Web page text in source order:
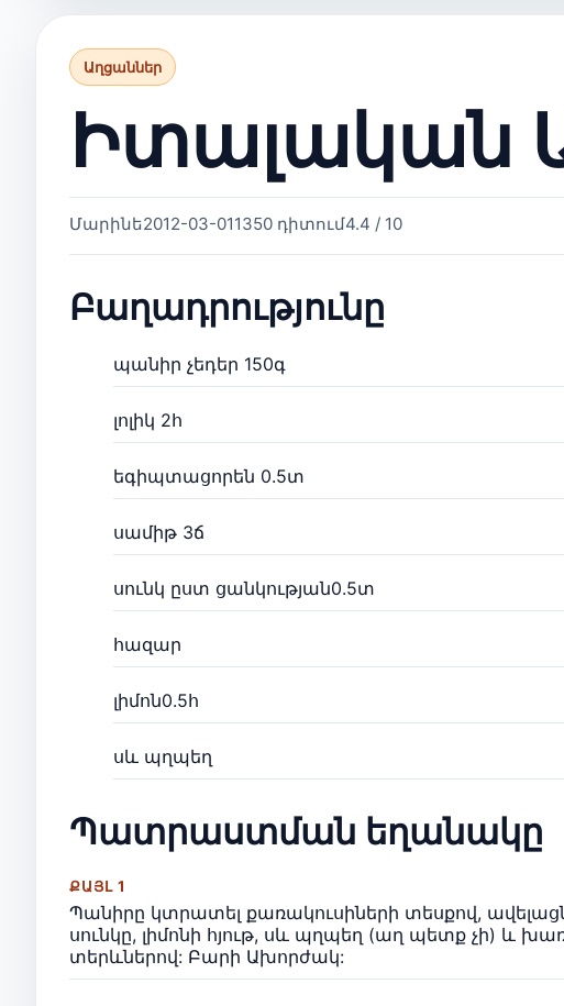
Աղցաններ
Իտալական
Մարինե2012-03-011350 դիտում4.4 / 10
Բաղադրությունը
պանիր չեդեր 150գ
լոլիկ 2հ
եգիպտացորեն 0.5տ
սամիթ 3ճ
սունկ ըստ ցանկության0.5տ
հազար
լիմոն0.5հ
սև պղպեղ
Պատրաստման եղանակը
ՔԱՅԼ 1
Պանիրը կտրատել քառակուսիների տեսքով,
սունկը, լիմոնի հյութ, սև պղպեղ (աղ պետք չի) և
տերևներով: Բարի Ախորժակ: